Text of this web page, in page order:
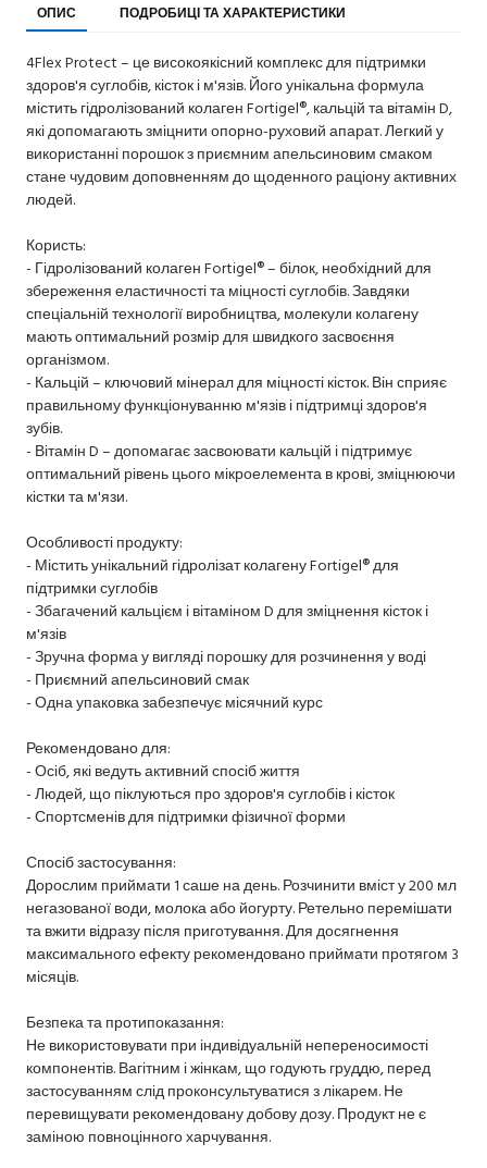
ОПИС ПОДРОБИЦІ ТА ХАРАКТЕРИСТИКИ
4Flex Protect – це високоякісний комплекс для підтримки
здоров'я суглобів, кісток і м'язів. Його унікальна формула
містить гідролізований колаген Fortigel®, кальцій та вітамін D,
які допомагають зміцнити опорно-руховий апарат. Легкий у
використанні порошок з приємним апельсиновим смаком
стане чудовим доповненням до щоденного раціону активних
людей.
Користь:
- Гідролізований колаген Fortigel® – білок, необхідний для
збереження еластичності та міцності суглобів. Завдяки
спеціальній технології виробництва, молекули колагену
мають оптимальний розмір для швидкого засвоєння
організмом.
- Кальцій – ключовий мінерал для міцності кісток. Він сприяє
правильному функціонуванню м'язів і підтримці здоров'я
зубів.
- Вітамін D – допомагає засвоювати кальцій і підтримує
оптимальний рівень цього мікроелемента в крові, зміцнюючи
кістки та м'язи.
Особливості продукту:
- Містить унікальний гідролізат колагену Fortigel® для
підтримки суглобів
- Збагачений кальцієм і вітаміном D для зміцнення кісток і
м'язів
- Зручна форма у вигляді порошку для розчинення у воді
- Приємний апельсиновий смак
- Одна упаковка забезпечує місячний курс
Рекомендовано для:
- Осіб, які ведуть активний спосіб життя
- Людей, що піклуються про здоров'я суглобів і кісток
- Спортсменів для підтримки фізичної форми
Спосіб застосування:
Дорослим приймати 1 саше на день. Розчинити вміст у 200 мл
негазованої води, молока або йогурту. Ретельно перемішати
та вжити відразу після приготування. Для досягнення
максимального ефекту рекомендовано приймати протягом 3
місяців.
Безпека та протипоказання:
Не використовувати при індивідуальній непереносимості
компонентів. Вагітним і жінкам, що годують груддю, перед
застосуванням слід проконсультуватися з лікарем. Не
перевищувати рекомендовану добову дозу. Продукт не є
заміною повноцінного харчування.